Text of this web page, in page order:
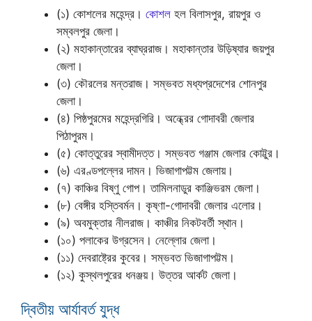
(১) কোশলের মহেন্দ্র। কোশল হল বিলাসপুর, রায়পুর ও
সম্বলপুর জেলা।
(২) মহাকান্তারের ব্যাঘ্ররাজ। মহাকান্তার উড়িষ্যার জয়পুর
জেলা।
(৩) কৌরলের মন্তরাজ। সম্ভবত মধ্যপ্রদেশের শোনপুর
জেলা।
(৪) পিষ্ঠপুরমের মহেন্দ্রগিরি। অন্ধ্রের গোদাবরী জেলার
পিঠাপুরম।
(৫) কোত্তুরের স্বামীদত্ত। সম্ভবত গঞ্জাম জেলার কোট্টুর।
(৬) এরণ্ডপল্লের দামন। ভিজাগাপট্টম জেলায়।
(৭) কাঞ্চির বিষ্ণু গোপ। তামিলনাডুর কাঞ্জিভরম জেলা।
(৮) বেঙ্গীর হস্তিবর্মন। কৃষ্ণা-গোদাবরী জেলার এলোর।
(৯) অবমুক্তার নীলরাজ। কাঞ্চীর নিকটবর্তী স্থান।
(১০) পলাকের উগ্রসেন। নেল্লোর জেলা।
(১১) দেবরাষ্ট্রের কুবের। সম্ভবত ভিজাগাপট্টম।
(১২) কুস্থলপুরের ধনঞ্জয়। উত্তর আর্কট জেলা।
দ্বিতীয় আর্যাবর্ত যুদ্ধ